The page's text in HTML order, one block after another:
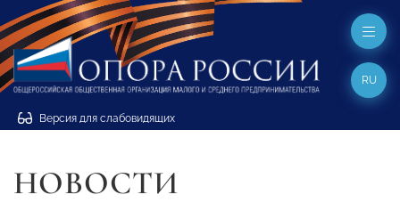
Версия для слабовидящих
RU
НОВОСТИ